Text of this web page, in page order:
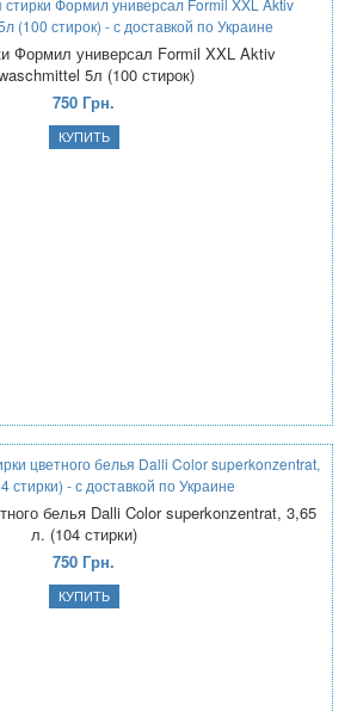
Формил универсал Formil XXL Aktiv
5л (100 стирок)
750 Грн.
белья Dalli Color superkonzentrat, 3,65
л. (104 стирки)
750 Грн.